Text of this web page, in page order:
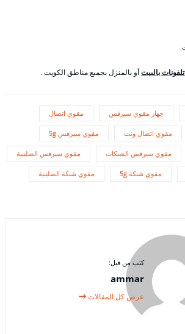
بالبيتأو بالمنزل بجميع مناطق الكويت .
جهاز مقوي سيرفس مقوي اتصال
مقوي اتصال ونت مقوي سيرفس 5g
مقوي سيرفس الشبكات مقوي سيرفس الصليبية
مقوي شبكة 5g مقوي شبكة الصليبية
كتب من قبل:
ammar
عرض كل المقالات